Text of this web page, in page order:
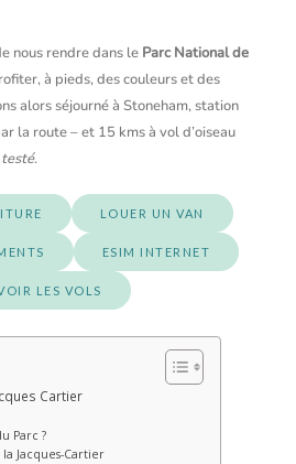
nous rendre dans le Parc National de
à pieds, des couleurs et des
alors séjourné à Stoneham, station
la route – et 15 kms à vol d’oiseau
testé.
LOUER UN VAN
ESIM INTERNET
LES VOLS
Cartier
Parc ?
Jacques-Cartier